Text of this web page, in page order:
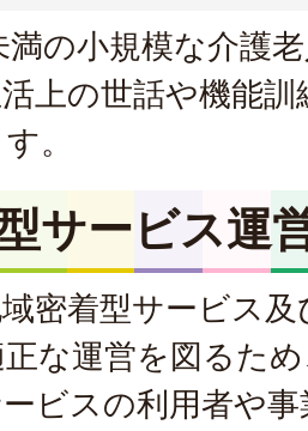
の小規模な介護
上の世話や機能
。
サービス運
密着型サービス
な運営を図るた
ビスの利用者や